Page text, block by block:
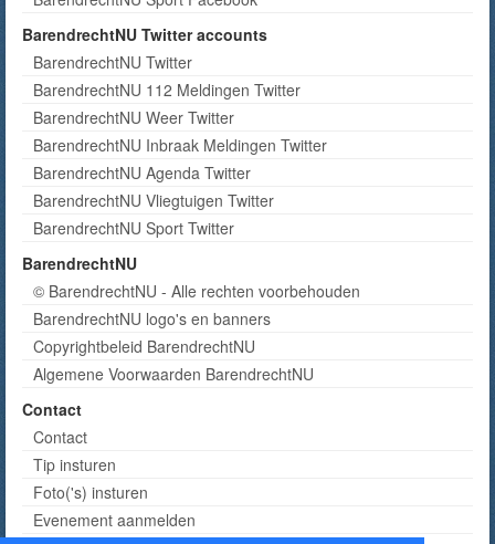
BarendrechtNU Twitter accounts
BarendrechtNU Twitter
BarendrechtNU 112 Meldingen Twitter
BarendrechtNU Weer Twitter
BarendrechtNU Inbraak Meldingen Twitter
BarendrechtNU Agenda Twitter
BarendrechtNU Vliegtuigen Twitter
BarendrechtNU Sport Twitter
BarendrechtNU
© BarendrechtNU - Alle rechten voorbehouden
BarendrechtNU logo's en banners
Copyrightbeleid BarendrechtNU
Algemene Voorwaarden BarendrechtNU
Contact
Contact
Tip insturen
Foto('s) insturen
Evenement aanmelden